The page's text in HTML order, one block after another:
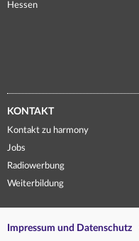
Hessen
KONTAKT
Kontakt zu harmony
Jobs
Radiowerbung
Weiterbildung
Impressum und Datenschutz